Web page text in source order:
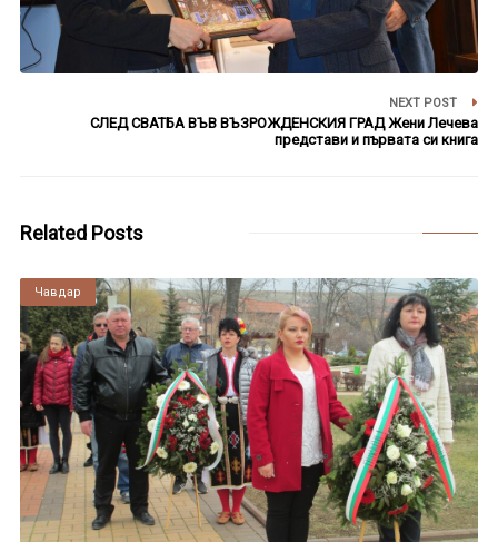
NEXT POST
СЛЕД СВАТБА ВЪВ ВЪЗРОЖДЕНСКИЯ ГРАД Жени Лечева
представи и първата си книга
Related Posts
Чавдар